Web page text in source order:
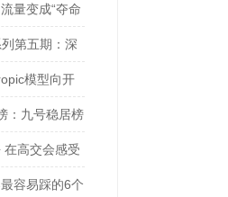
脑巅峰体验
量变成“夺命
第五期：深
赖”——从肺
整合的跨器官
模型向开
：九号稳居榜
验持续深化
在高交会感受
容易踩的6个